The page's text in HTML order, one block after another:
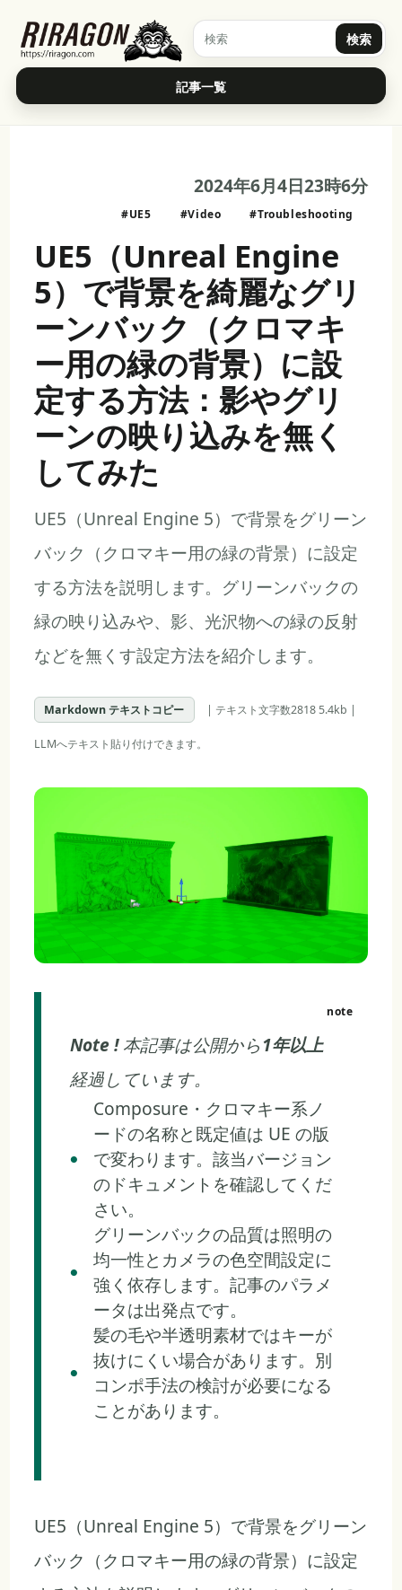
検索
記事一覧
2024年6月4日23時6分
#UE5 #Video #Troubleshooting
UE5（Unreal Engine
5）で背景を綺麗なグリ
ーンバック（クロマキ
ー用の緑の背景）に設
定する方法：影やグリ
ーンの映り込みを無く
してみた
UE5（Unreal Engine 5）で背景をグリーン
バック（クロマキー用の緑の背景）に設定
する方法を説明します。グリーンバックの
緑の映り込みや、影、光沢物への緑の反射
などを無くす設定方法を紹介します。
Markdown テキストコピー | テキスト文字数2818 5.4kb |
LLMへテキスト貼り付けできます。
Note !本記事は公開から1年以上
経過しています。
Composure・クロマキー系ノ
ードの名称と既定値は UE の版
で変わります。該当バージョン
のドキュメントを確認してくだ
さい。
グリーンバックの品質は照明の
均一性とカメラの色空間設定に
強く依存します。記事のパラメ
ータは出発点です。
髪の毛や半透明素材ではキーが
抜けにくい場合があります。別
コンポ手法の検討が必要になる
ことがあります。
UE5（Unreal Engine 5）で背景をグリーン
バック（クロマキー用の緑の背景）に設定